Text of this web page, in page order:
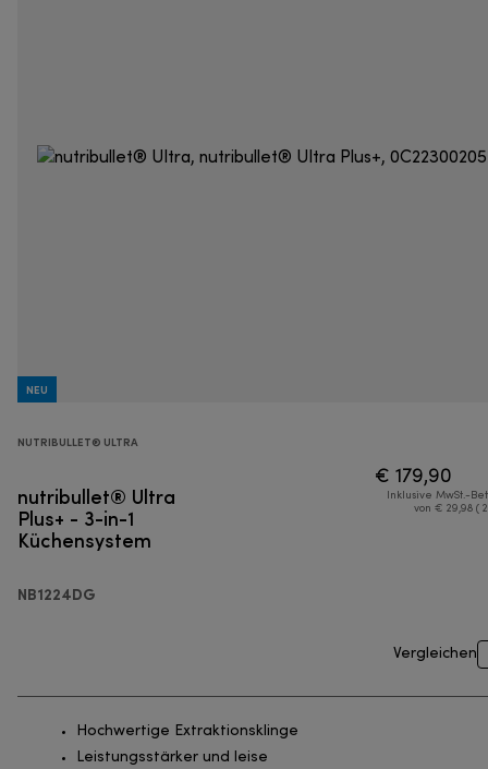
NEU
NUTRIBULLET® ULTRA
nutribullet® Ultra
Plus+ - 3-in-1
Küchensystem
NB1224DG
€ 179,90
Inklusive MwSt.-
von € 29,98 (
Vergleichen
Hochwertige Extraktionsklinge
Leistungsstärker und leise